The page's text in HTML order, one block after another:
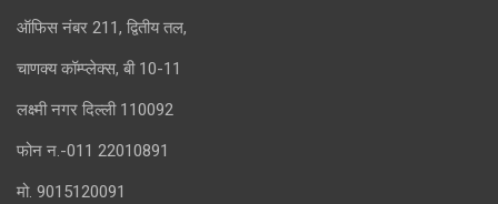
ऑफिस नंबर 211, द्वितीय तल,
चाणक्य कॉम्प्लेक्स, बी 10-11
लक्ष्मी नगर दिल्ली 110092
फोन न.-011 22010891
मो. 9015120091